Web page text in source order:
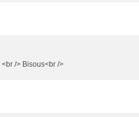
/> Bisous<br />